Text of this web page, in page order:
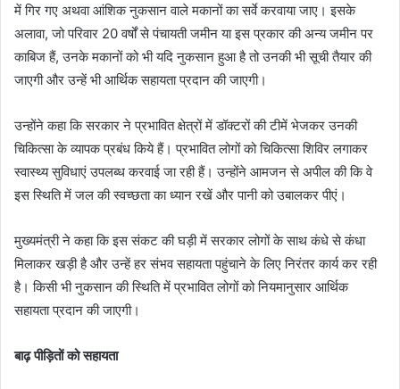
में गिर गए अथवा आंशिक नुकसान वाले मकानों का सर्वे करवाया जाए। इसके
अलावा, जो परिवार 20 वर्षों से पंचायती जमीन या इस प्रकार की अन्य जमीन पर
काबिज हैं, उनके मकानों को भी यदि नुकसान हुआ है तो उनकी भी सूची तैयार की
जाएगी और उन्हें भी आर्थिक सहायता प्रदान की जाएगी।
उन्होंने कहा कि सरकार ने प्रभावित क्षेत्रों में डॉक्टरों की टीमें भेजकर उनकी
चिकित्सा के व्यापक प्रबंध किये हैं। प्रभावित लोगों को चिकित्सा शिविर लगाकर
स्वास्थ्य सुविधाएं उपलब्ध करवाई जा रही हैं। उन्होंने आमजन से अपील की कि वे
इस स्थिति में जल की स्वच्छता का ध्यान रखें और पानी को उबालकर पीएं।
मुख्यमंत्री ने कहा कि इस संकट की घड़ी में सरकार लोगों के साथ कंधे से कंधा
मिलाकर खड़ी है और उन्हें हर संभव सहायता पहुंचाने के लिए निरंतर कार्य कर रही
है। किसी भी नुकसान की स्थिति में प्रभावित लोगों को नियमानुसार आर्थिक
सहायता प्रदान की जाएगी।
बाढ़ पीड़ितों को सहायता